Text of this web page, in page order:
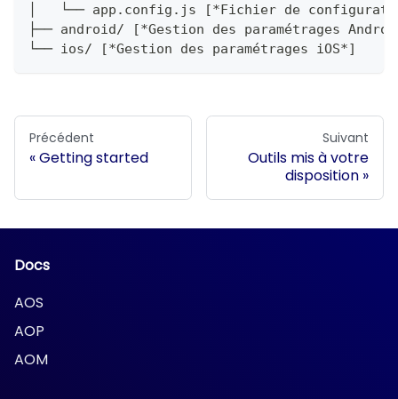
│   └── app.config.js [*Fichier de
├── android/ [*Gestion des paramétrages
└── ios/ [*Gestion des paramétrages iOS*]
Précédent
Getting started
Suivant
Outils mis à votre
disposition
Docs
AOS
AOP
AOM